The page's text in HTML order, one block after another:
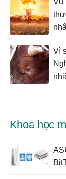
Vũ
Vì
Khoa học